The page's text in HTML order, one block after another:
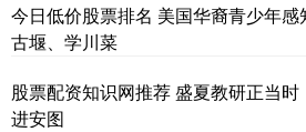
今日低价股票排名 美国华裔青少年
古堰、学川菜
股票配资知识网推荐 盛夏教研正当
进安图